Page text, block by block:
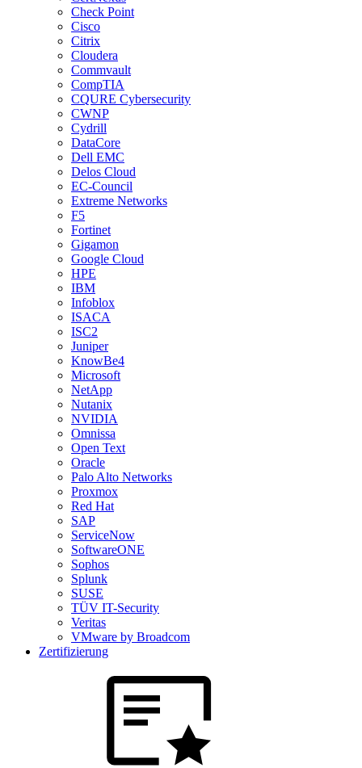
Check Point
Cisco
Citrix
Cloudera
Commvault
CompTIA
CQURE Cybersecurity
CWNP
Cydrill
DataCore
Dell EMC
Delos Cloud
EC-Council
Extreme Networks
F5
Fortinet
Gigamon
Google Cloud
HPE
IBM
Infoblox
ISACA
ISC2
Juniper
KnowBe4
Microsoft
NetApp
Nutanix
NVIDIA
Omnissa
Open Text
Oracle
Palo Alto Networks
Proxmox
Red Hat
SAP
ServiceNow
SoftwareONE
Sophos
Splunk
SUSE
TÜV IT-Security
Veritas
VMware by Broadcom
Zertifizierung